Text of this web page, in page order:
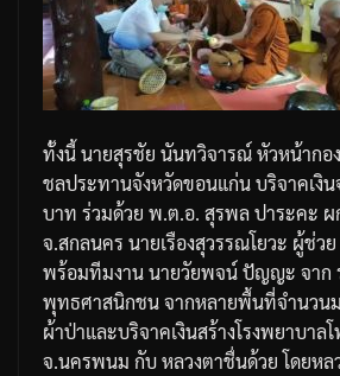
ทั้งนี้นายสุรชัย นันทวิจารณ์หัวหน้ากอ
ชลประทานจังหวัดขอนแก่นบริจาคเงิ
บาท ร่วมด้วย พ.ต.อ. สุรพล ปาระคะ ผ
จ.สกลนคร นายเรืองสุวรรณโยวะ ผู้ช่วย
พร้อมทีมงานนายวัยพจน์ปัญญะ จาก
พุทธศาสนิกชนจากหลายพื้นที่จำนวน
ผ้าป่าและบริจาคเงินสร้างโรงพยาบาล
จ.นครพนม กับหลวงตาชื่นด้วย โดยห